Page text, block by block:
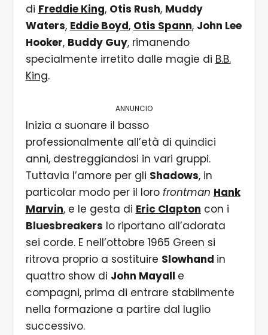
di Freddie King, Otis Rush, Muddy
Waters, Eddie Boyd, Otis Spann, John Lee
Hooker, Buddy Guy, rimanendo
specialmente irretito dalle magie di B.B.
King.
ANNUNCIO
Inizia a suonare il basso
professionalmente all’età di quindici
anni, destreggiandosi in vari gruppi.
Tuttavia l’amore per gli Shadows, in
particolar modo per il loro frontman Hank
Marvin, e le gesta di Eric Clapton con i
Bluesbreakers lo riportano all’adorata
sei corde. E nell’ottobre 1965 Green si
ritrova proprio a sostituire Slowhand in
quattro show di John Mayall e
compagni, prima di entrare stabilmente
nella formazione a partire dal luglio
successivo.